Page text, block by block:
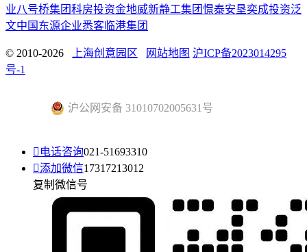
业八号桥集团科房投资金地威新静工集团憬泰安垦奕成投资泛
文中国 东源企业悉客 临港集团
© 2010-2026 上海创意园区 网站地图 沪ICP备2023014295
号-1
沪公网安备 31010702005631号
 电话咨询021-51693310
添加微信17317213012
复制微信号